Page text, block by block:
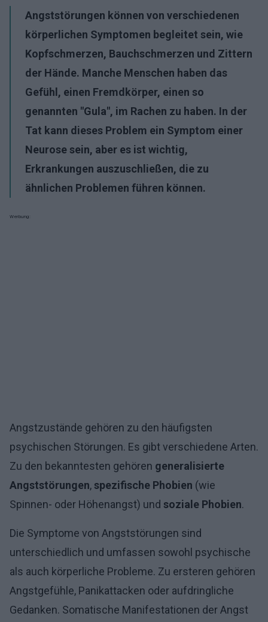
Angststörungen können von verschiedenen
körperlichen Symptomen begleitet sein, wie
Kopfschmerzen, Bauchschmerzen und Zittern
der Hände. Manche Menschen haben das
Gefühl, einen Fremdkörper, einen so
genannten "Gula", im Rachen zu haben. In der
Tat kann dieses Problem ein Symptom einer
Neurose sein, aber es ist wichtig,
Erkrankungen auszuschließen, die zu
ähnlichen Problemen führen können.
Werbung:
Angstzustände gehören zu den häufigsten
psychischen Störungen. Es gibt verschiedene Arten.
Zu den bekanntesten gehören generalisierte
Angststörungen, spezifische Phobien (wie
Spinnen- oder Höhenangst) und soziale Phobien.
Die Symptome von Angststörungen sind
unterschiedlich und umfassen sowohl psychische
als auch körperliche Probleme. Zu ersteren gehören
Angstgefühle, Panikattacken oder aufdringliche
Gedanken. Somatische Manifestationen der Angst